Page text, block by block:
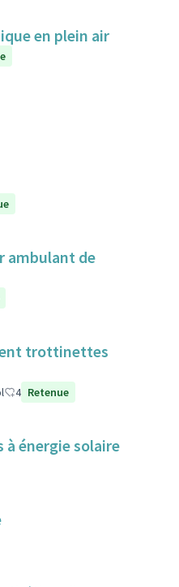
en plein air
ambulant de
trottinettes
4 Retenue
à énergie solaire